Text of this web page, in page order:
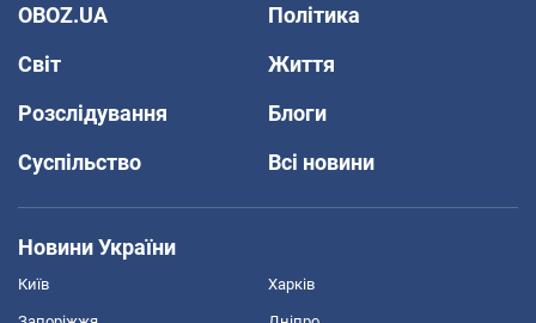
OBOZ.UA
Політика
Світ
Життя
Розслідування
Блоги
Суспільство
Всі новини
Новини України
Київ Харків